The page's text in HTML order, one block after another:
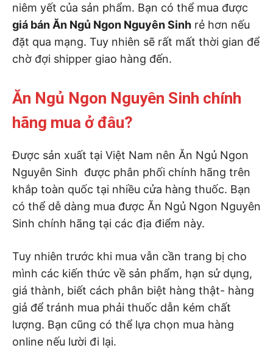
niêm yết của sản phẩm. Bạn có thể mua được
giá bán Ăn Ngủ Ngon Nguyên Sinh rẻ hơn nếu
đặt qua mạng. Tuy nhiên sẽ rất mất thời gian để
chờ đợi shipper giao hàng đến.
Ăn Ngủ Ngon Nguyên Sinh chính
hãng mua ở đâu?
Được sản xuất tại Việt Nam nên Ăn Ngủ Ngon
Nguyên Sinh được phân phối chính hãng trên
khắp toàn quốc tại nhiều cửa hàng thuốc. Bạn
có thể dễ dàng mua được Ăn Ngủ Ngon Nguyên
Sinh chính hãng tại các địa điểm này.
Tuy nhiên trước khi mua vẫn cần trang bị cho
mình các kiến thức về sản phẩm, hạn sử dụng,
giá thành, biết cách phân biệt hàng thật- hàng
giả để tránh mua phải thuốc dẫn kém chất
lượng. Bạn cũng có thể lựa chọn mua hàng
online nếu lười đi lại.